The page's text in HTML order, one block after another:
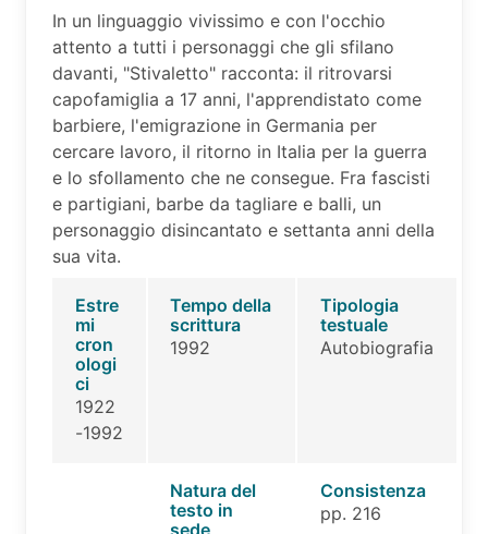
In un linguaggio vivissimo e con l'occhio
attento a tutti i personaggi che gli sfilano
davanti, "Stivaletto" racconta: il ritrovarsi
capofamiglia a 17 anni, l'apprendistato come
barbiere, l'emigrazione in Germania per
cercare lavoro, il ritorno in Italia per la guerra
e lo sfollamento che ne consegue. Fra fascisti
e partigiani, barbe da tagliare e balli, un
personaggio disincantato e settanta anni della
sua vita.
Estre
mi
cron
ologi
ci
1922
-1992
Tempo della
scrittura
1992
Tipologia
testuale
Autobiografia
Natura del
testo in
sede
Consistenza
pp. 216